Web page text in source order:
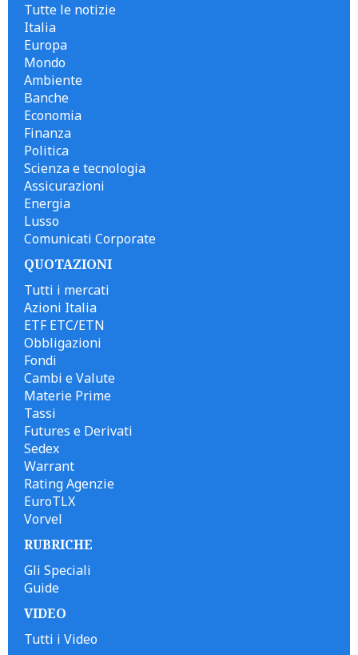
Tutte le notizie
Italia
Europa
Mondo
Ambiente
Banche
Economia
Finanza
Politica
Scienza e tecnologia
Assicurazioni
Energia
Lusso
Comunicati Corporate
QUOTAZIONI
Tutti i mercati
Azioni Italia
ETF ETC/ETN
Obbligazioni
Fondi
Cambi e Valute
Materie Prime
Tassi
Futures e Derivati
Sedex
Warrant
Rating Agenzie
EuroTLX
Vorvel
RUBRICHE
Gli Speciali
Guide
VIDEO
Tutti i Video